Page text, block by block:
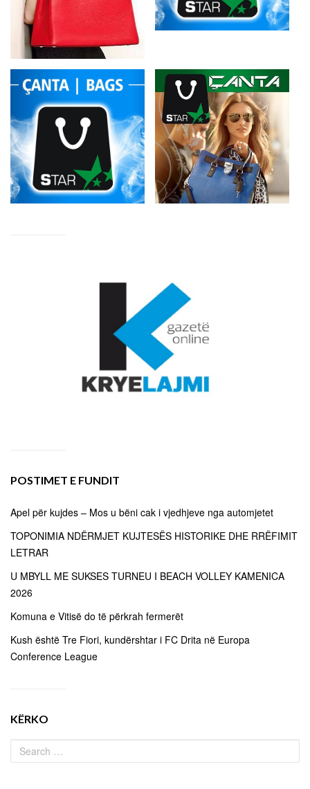
POSTIMET E FUNDIT
Apel për kujdes – Mos u bëni cak i vjedhjeve nga automjetet
TOPONIMIA NDËRMJET KUJTESËS HISTORIKE DHE RRËFIMIT
LETRAR
U MBYLL ME SUKSES TURNEU I BEACH VOLLEY KAMENICA
2026
Komuna e Vitisë do të përkrah fermerët
Kush është Tre Fiori, kundërshtar i FC Drita në Europa
Conference League
KËRKO